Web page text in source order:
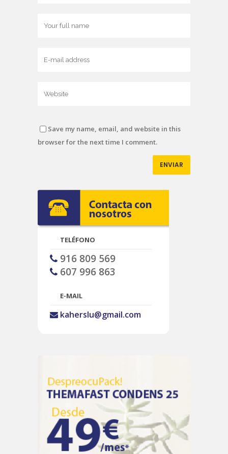
Save my name, email, and website in this
browser for the next time I comment.
TELÉFONO
916 809 569
607 996 863
E-MAIL
kaherslu@gmail.com